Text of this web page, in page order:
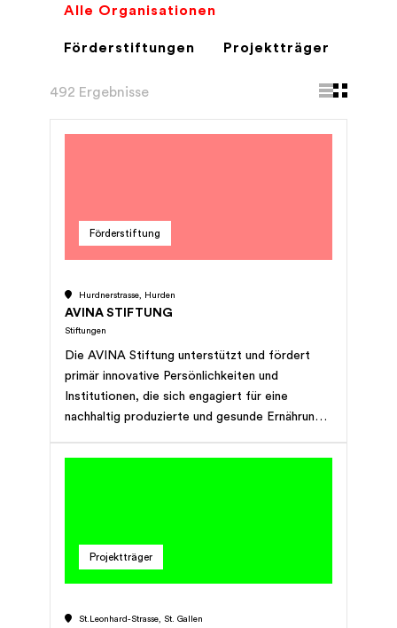
Alle Organisationen
Förderstiftungen Projektträger
492 Ergebnisse
Förderstiftung
Hurdnerstrasse, Hurden
AVINA STIFTUNG
Stiftungen
Die AVINA Stiftung unterstützt und fördert
primär innovative Persönlichkeiten und
Institutionen, die sich engagiert für eine
nachhaltig produzierte und gesunde Ernährung
www.avinastiftung.ch Ausgeschlossene
Einzelschicksale / Tierschutzprojekte /
kommerziellem Charakter
Projektträger
St.Leonhard-Strasse, St. Gallen